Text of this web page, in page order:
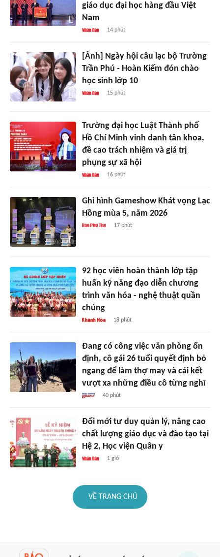
giáo dục đại học hàng đầu Việt
Nam
14 phút
[Ảnh] Ngày hội câu lạc bộ Trường
Trần Phú - Hoàn Kiếm đón chào
học sinh lớp 10
15 phút
Trường đại học Luật Thành phố
Hồ Chí Minh vinh danh tân khoa,
đề cao trách nhiệm và giá trị
phụng sự xã hội
16 phút
Ghi hình Gameshow Khát vọng Lạc
Hồng mùa 5, năm 2026
17 phút
92 học viên hoàn thành lớp tập
huấn kỹ năng đạo diễn chương
trình văn hóa - nghệ thuật quần
chúng
18 phút
Đang có công việc văn phòng ổn
định, cô gái 26 tuổi quyết định bỏ
ngang để làm thợ may và cái kết
vượt xa những điều cô từng nghĩ
40 phút
Đổi mới tư duy quản lý, nâng cao
chất lượng giáo dục và đào tạo tại
Hệ 2, Học viện Quân y
1 giờ
VỀ TRANG CHỦ